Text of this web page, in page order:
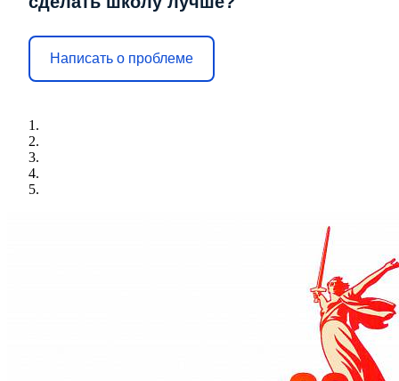
Написать о проблеме